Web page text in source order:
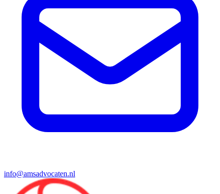
info@amsadvocaten.nl